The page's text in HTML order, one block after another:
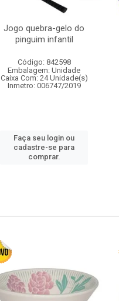
Jogo quebra-gelo do
pinguim infantil
Código: 842598
Embalagem: Unidade
Caixa Com: 24 Unidade(s)
Inmetro: 006747/2019
Faça seu login ou
cadastre-se para
comprar.